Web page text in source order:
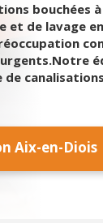
de lavage
Aix-en-Diois